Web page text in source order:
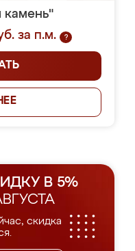
камень"
за п.м.
?
В 5%
скидка